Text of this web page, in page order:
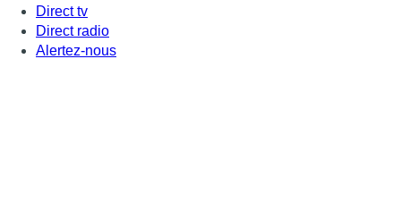
Direct tv
Direct radio
Alertez-nous